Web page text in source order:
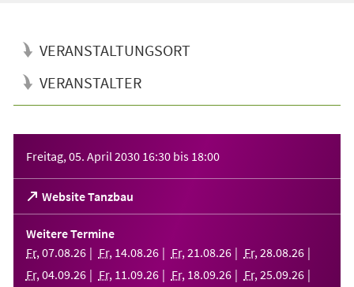
VERANSTALTUNGSORT
VERANSTALTER
Freitag, 05. April 2030 16:30 bis 18:00
Website Tanzbau
(Öffnet
in
einem
neuen
Tab)
Weitere Termine
Fr, 07.08.26 Fr, 14.08.26 Fr, 21 .08.26 Fr, 28.08.26
Fr, 04.09.26 Fr, 11 .09.26 Fr, 18.09.26 Fr, 25.09.26